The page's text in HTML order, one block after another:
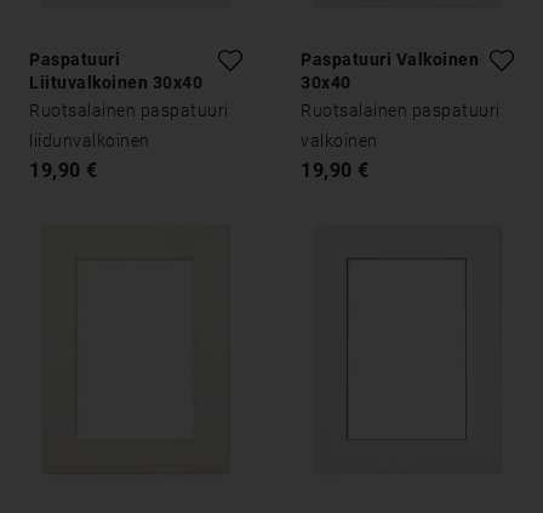
Paspatuuri
Liituvalkoinen 30x40
Ruotsalainen paspatuuri
liidunvalkoinen
19,90 €
Paspatuuri Valkoinen
30x40
Ruotsalainen paspatuuri
valkoinen
19,90 €